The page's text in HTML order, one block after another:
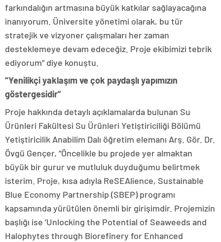
farkındalığın artmasına büyük katkılar sağlayacağına
inanıyorum. Üniversite yönetimi olarak, bu tür
stratejik ve vizyoner çalışmaları her zaman
desteklemeye devam edeceğiz. Proje ekibimizi tebrik
ediyorum” diye konuştu.
“Yenilikçi yaklaşım ve çok paydaşlı yapımızın
göstergesidir”
Proje hakkında detaylı açıklamalarda bulunan Su
Ürünleri Fakültesi Su Ürünleri Yetiştiriciliği Bölümü
Yetiştiricilik Anabilim Dalı öğretim elemanı Arş. Gör. Dr.
Övgü Gençer, “Öncelikle bu projede yer almaktan
büyük bir gurur ve mutluluk duyduğumu belirtmek
isterim. Proje, kısa adıyla ReSEAlience, Sustainable
Blue Economy Partnership (SBEP) programı
kapsamında yürütülen önemli bir girişimdir. Projemizin
başlığı ise ‘Unlocking the Potential of Seaweeds and
Halophytes through Biorefinery for Enhanced